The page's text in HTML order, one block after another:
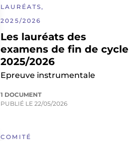
LAURÉATS,
2025/2026
Les lauréats des
examens de fin de cycle
2025/2026
Epreuve instrumentale
1 DOCUMENT
PUBLIÉ LE22/05/2026
COMITÉ